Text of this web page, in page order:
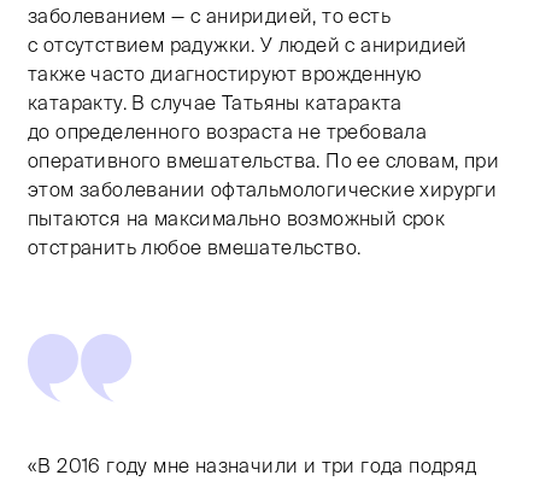
заболеванием — с аниридией, то есть
с отсутствием радужки. У людей с аниридией
также часто диагностируют врожденную
катаракту. В случае Татьяны катаракта
до определенного возраста не требовала
оперативного вмешательства. По ее словам, при
этом заболевании офтальмологические хирурги
пытаются на максимально возможный срок
отстранить любое вмешательство.
«В 2016 году мне назначили и три года подряд